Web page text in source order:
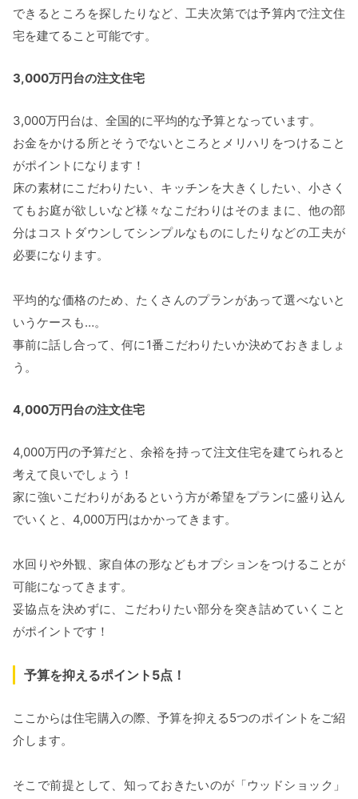
できるところを探したりなど、工夫次第では予算内で注文住
宅を建てること可能です。
3,000万円台の注文住宅
3,000万円台は、全国的に平均的な予算となっています。
お金をかける所とそうでないところとメリハリをつけること
がポイントになります！
床の素材にこだわりたい、キッチンを大きくしたい、小さく
てもお庭が欲しいなど様々なこだわりはそのままに、他の部
分はコストダウンしてシンプルなものにしたりなどの工夫が
必要になります。
平均的な価格のため、たくさんのプランがあって選べないと
いうケースも…。
事前に話し合って、何に1番こだわりたいか決めておきましょ
う。
4,000万円台の注文住宅
4,000万円の予算だと、余裕を持って注文住宅を建てられると
考えて良いでしょう！
家に強いこだわりがあるという方が希望をプランに盛り込ん
でいくと、4,000万円はかかってきます。
水回りや外観、家自体の形などもオプションをつけることが
可能になってきます。
妥協点を決めずに、こだわりたい部分を突き詰めていくこと
がポイントです！
予算を抑えるポイント5点！
ここからは住宅購入の際、予算を抑える5つのポイントをご紹
介します。
そこで前提として、知っておきたいのが「ウッドショック」